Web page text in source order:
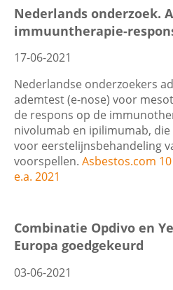
Nederlands onderzoek.
immuuntherapie-
17-06-2021
Nederlandse onderzoekers
ademtest (e-nose) voor
de respons op de
nivolumab en ipilimumab,
voor eerstelijnsbehandeling
voorspellen. Asbestos.com
e.a. 2021
Combinatie Opdivo en
Europa goedgekeurd
03-06-2021